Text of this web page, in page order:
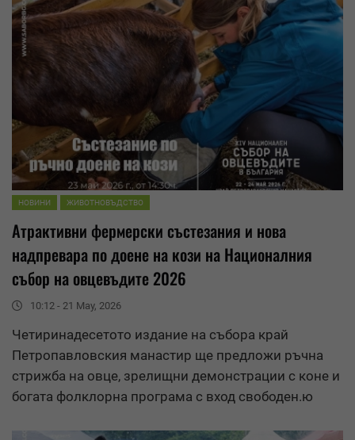
НОВИНИ ЖИВОТНОВЪДСТВО
Атрактивни фермерски състезания и нова
надпревара по доене на кози на Националния
събор на овцевъдите 2026
10:12 - 21 May, 2026
Четиринадесетото издание на събора край
Петропавловския манастир ще предложи ръчна
стрижба на овце, зрелищни демонстрации с коне и
богата фолклорна програма с вход свободен.ю